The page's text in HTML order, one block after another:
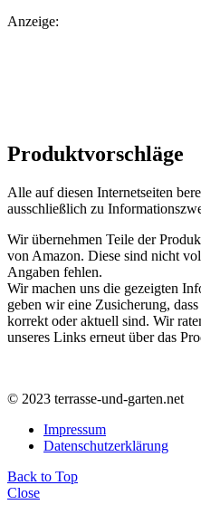
Anzeige:
Produktvorschläge
Alle auf diesen Internetseiten
ausschließlich zu
Wir übernehmen Teile der
von Amazon. Diese sind nicht
Angaben fehlen.
Wir machen uns die gezeigten
geben wir eine Zusicherung,
korrekt oder aktuell sind. Wir
unseres Links erneut über das
© 2023 terrasse-und-garten.net
Impressum
Datenschutzerklärung
Back to Top
Close